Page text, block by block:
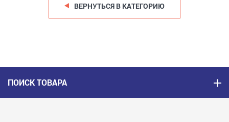
ВЕРНУТЬСЯ В КАТЕГОРИЮ
ПОИСК ТОВАРА